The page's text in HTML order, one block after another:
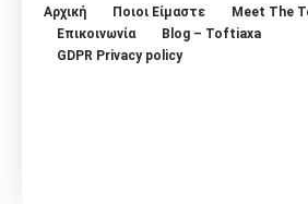
Αρχική Ποιοι Είμαστε
Meet The
Επικοινωνία
Blog – Toftiaxa
GDPR Privacy policy